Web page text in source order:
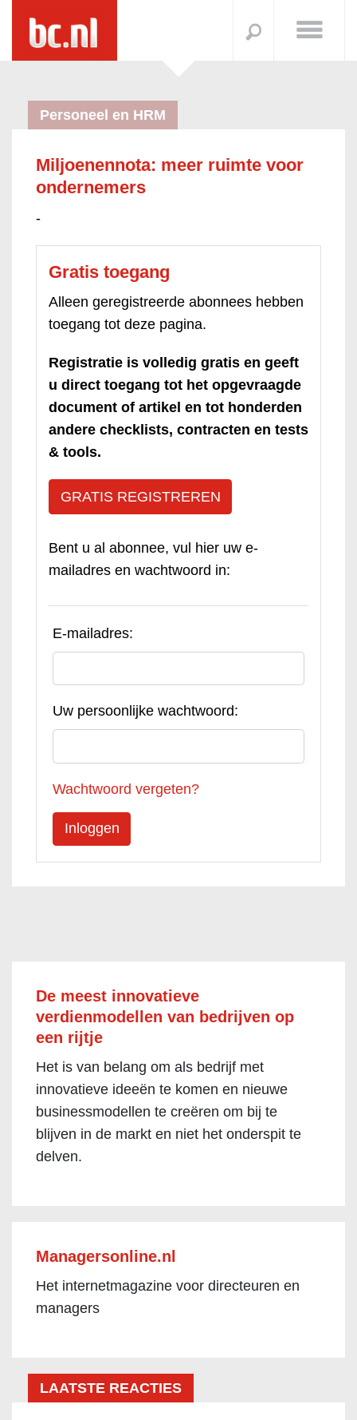
Personeel en HRM
Miljoenennota: meer ruimte voor
ondernemers
-
Gratis toegang
Alleen geregistreerde abonnees hebben
toegang tot deze pagina.
Registratie is volledig gratis en geeft
u direct toegang tot het opgevraagde
document of artikel en tot honderden
andere checklists, contracten en tests
& tools.
GRATIS REGISTREREN
Bent u al abonnee, vul hier uw e-
mailadres en wachtwoord in:
E-mailadres:
Uw persoonlijke wachtwoord:
Wachtwoord vergeten?
De meest innovatieve
verdienmodellen van bedrijven op
een rijtje
Het is van belang om als bedrijf met
innovatieve ideeën te komen en nieuwe
businessmodellen te creëren om bij te
blijven in de markt en niet het onderspit te
delven.
Managersonline.nl
Het internetmagazine voor directeuren en
managers
LAATSTE REACTIES